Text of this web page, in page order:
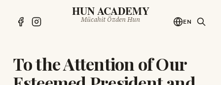
HUN ACADEMY
Mücahit Özden Hun EN
To the Attention of Our